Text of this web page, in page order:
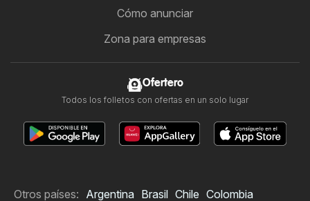
Cómo anunciar
Zona para empresas
Ofertero
Todos los folletos con ofertas en un solo lugar
Otros países: Argentina Brasil Chile Colombia